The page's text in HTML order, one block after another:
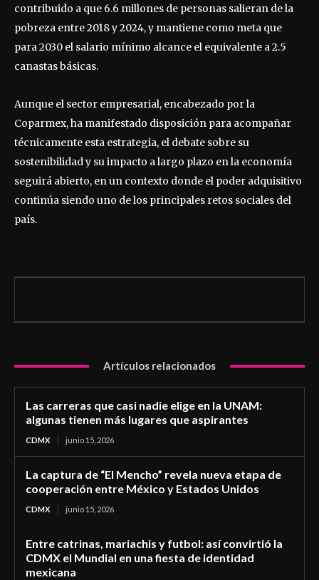
contribuido a que 6.6 millones de personas salieran de la
pobreza entre 2018 y 2024, y mantiene como meta que
para 2030 el salario mínimo alcance el equivalente a 2.5
canastas básicas.
Aunque el sector empresarial, encabezado por la
Coparmex, ha manifestado disposición para acompañar
técnicamente esta estrategia, el debate sobre su
sostenibilidad y su impacto a largo plazo en la economía
seguirá abierto, en un contexto donde el poder adquisitivo
continúa siendo uno de los principales retos sociales del
país.
Artículos relacionados
Las carreras que casi nadie elige en la UNAM:
algunas tienen más lugares que aspirantes
CDMX junio 15, 2026
La captura de “El Mencho” revela nueva etapa de
cooperación entre México y Estados Unidos
CDMX junio 15, 2026
Entre catrinas, mariachis y futbol: así convirtió la
CDMX el Mundial en una fiesta de identidad
mexicana